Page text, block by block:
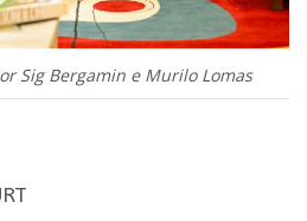
Sig Bergamin e Murilo Lomas